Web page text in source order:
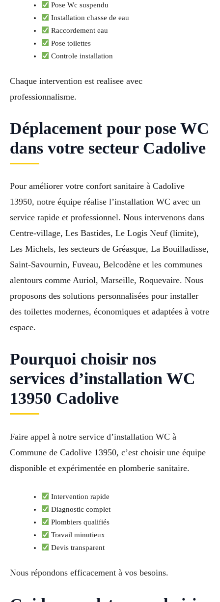
Pose Wc suspendu
Installation chasse de eau
Raccordement eau
Pose toilettes
Controle installation
Chaque intervention est realisee avec
professionnalisme.
Déplacement pour pose WC
dans votre secteur Cadolive
Pour améliorer votre confort sanitaire à Cadolive
13950, notre équipe réalise l’installation WC avec un
service rapide et professionnel. Nous intervenons dans
Centre-village, Les Bastides, Le Logis Neuf (limite),
Les Michels, les secteurs de Gréasque, La Bouilladisse,
Saint-Savournin, Fuveau, Belcodène et les communes
alentours comme Auriol, Marseille, Roquevaire. Nous
proposons des solutions personnalisées pour installer
des toilettes modernes, économiques et adaptées à votre
espace.
Pourquoi choisir nos
services d’installation WC
13950 Cadolive
Faire appel à notre service d’installation WC à
Commune de Cadolive 13950, c’est choisir une équipe
disponible et expérimentée en plomberie sanitaire.
Intervention rapide
Diagnostic complet
Plombiers qualifiés
Travail minutieux
Devis transparent
Nous répondons efficacement à vos besoins.